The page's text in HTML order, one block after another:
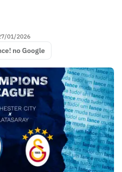
01/2026
no Google